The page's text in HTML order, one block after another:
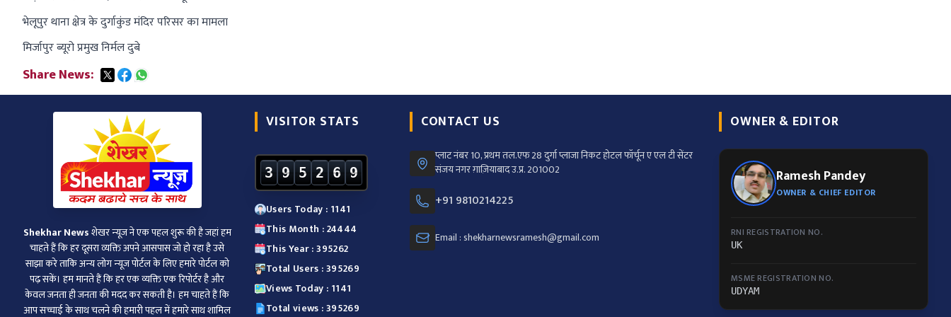
भेलूपुर थाना क्षेत्र के दुर्गाकुंड मंदिर परिसर का मामला
मिर्जापुर ब्यूरो प्रमुख निर्मल दुबे
Share News:
Shekhar Newsशेखर न्‍यूज ने एक पहल शुरू की है जहां हम
चाहते हैं कि हर दूसरा व्‍यक्ति अपने आसपास जो हो रहा है उसे
साझा करे ताकि अन्‍य लोग न्‍यूज पोर्टल के लिए हमारे पोर्टल को
पढ़ सकें। हम मानते हैं कि हर एक व्यक्ति एक रिपोर्टर है और
केवल जनता ही जनता की मदद कर सकती है। हम चाहते हैं कि
आप सच्चाई के साथ चलने की हमारी पहल में हमारे साथ शामिल
VISITOR STATS
3 9 5 2 6 9
Users Today : 1141
This Month : 24444
This Year : 395262
Total Users : 395269
Views Today : 1141
Total views : 395269
CONTACT US
प्लाट नंबर 10, प्रथम तल.एफ 28 दुर्गा प्लाजा निकट होटल फॉर्चून ए एल टी सेंटर
संजय नगर ग़ाज़ियाबाद उ.प्र. 201002
+91 9810214225
Email : shekharnewsramesh@gmail.com
OWNER & EDITOR
Ramesh Pandey
OWNER & CHIEF EDITOR
RNI REGISTRATION NO.
UK
MSME REGISTRATION NO.
UDYAM